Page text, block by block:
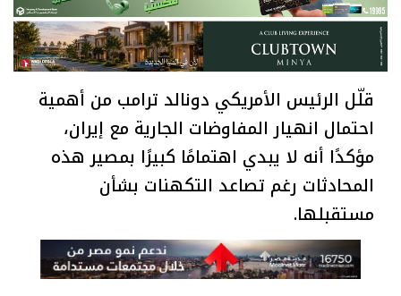
قلّل الرئيس الأمريكي دونالد ترامب من أهمية
احتمال انهيار المفاوضات الجارية مع إيران،
مؤكدًا أنه لا يبدي اهتمامًا كبيرًا بمصير هذه
المحادثات رغم تصاعد التكهنات بشأن
مستقبلها.